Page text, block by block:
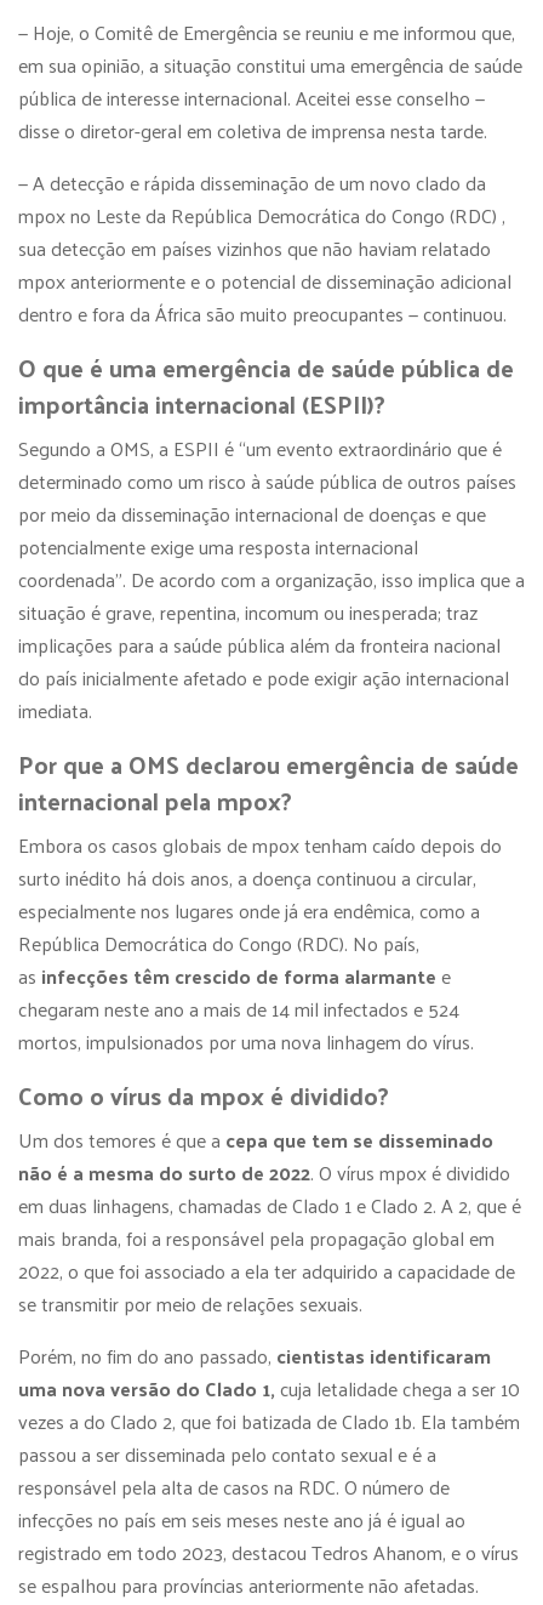
— Hoje, o Comitê de Emergência se reuniu e me informou que,
em sua opinião, a situação constitui uma emergência de saúde
pública de interesse internacional. Aceitei esse conselho —
disse o diretor-geral em coletiva de imprensa nesta tarde.
— A detecção e rápida disseminação de um novo clado da
mpox no Leste da República Democrática do Congo (RDC) ,
sua detecção em países vizinhos que não haviam relatado
mpox anteriormente e o potencial de disseminação adicional
dentro e fora da África são muito preocupantes — continuou.
O que é uma emergência de saúde pública de
importância internacional (ESPII)?
Segundo a OMS, a ESPII é “um evento extraordinário que é
determinado como um risco à saúde pública de outros países
por meio da disseminação internacional de doenças e que
potencialmente exige uma resposta internacional
coordenada”. De acordo com a organização, isso implica que a
situação é grave, repentina, incomum ou inesperada; traz
implicações para a saúde pública além da fronteira nacional
do país inicialmente afetado e pode exigir ação internacional
imediata.
Por que a OMS declarou emergência de saúde
internacional pela mpox?
Embora os casos globais de mpox tenham caído depois do
surto inédito há dois anos, a doença continuou a circular,
especialmente nos lugares onde já era endêmica, como a
República Democrática do Congo (RDC). No país,
as infecções têm crescido de forma alarmantee
chegaram neste ano a mais de 14 mil infectados e 524
mortos, impulsionados por uma nova linhagem do vírus.
Como o vírus da mpox é dividido?
Um dos temores é que a cepa que tem se disseminado
não é a mesma do surto de 2022. O vírus mpox é dividido
em duas linhagens, chamadas de Clado 1 e Clado 2. A 2, que é
mais branda, foi a responsável pela propagação global em
2022, o que foi associado a ela ter adquirido a capacidade de
se transmitir por meio de relações sexuais.
Porém, no fim do ano passado, cientistas identificaram
uma nova versão do Clado 1,cuja letalidade chega a ser 10
vezes a do Clado 2, que foi batizada de Clado 1b. Ela também
passou a ser disseminada pelo contato sexual e é a
responsável pela alta de casos na RDC. O número de
infecções no país em seis meses neste ano já é igual ao
registrado em todo 2023, destacou Tedros Ahanom, e o vírus
se espalhou para províncias anteriormente não afetadas.